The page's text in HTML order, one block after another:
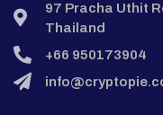
97 Pracha Uthit
Thailand
+66 950173904